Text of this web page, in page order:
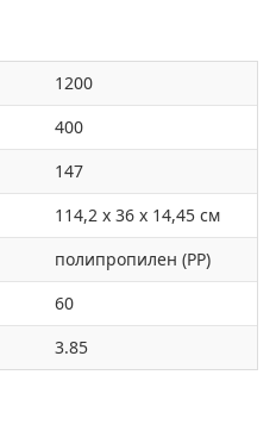
1200
400
147
114,2 x 36 x 14,45 см
полипропилен (PP)
60
3.85